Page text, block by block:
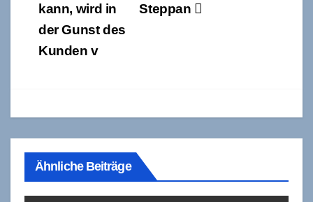
Steppan
kann, wird in
der Gunst des
Kunden v
Ähnliche Beiträge